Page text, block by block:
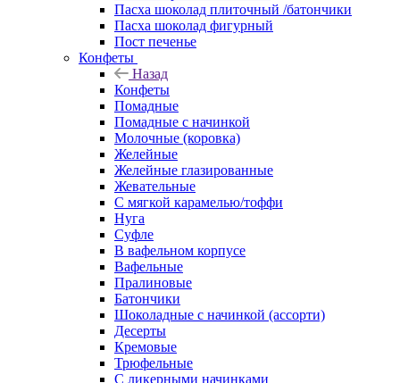
Пасха шоколад плиточный /батончики
Пасха шоколад фигурный
Пост печенье
Конфеты
Назад
Конфеты
Помадные
Помадные с начинкой
Молочные (коровка)
Желейные
Желейные глазированные
Жевательные
С мягкой карамелью/тоффи
Нуга
Суфле
В вафельном корпусе
Вафельные
Пралиновые
Батончики
Шоколадные с начинкой (ассорти)
Десерты
Кремовые
Трюфельные
С ликерными начинками